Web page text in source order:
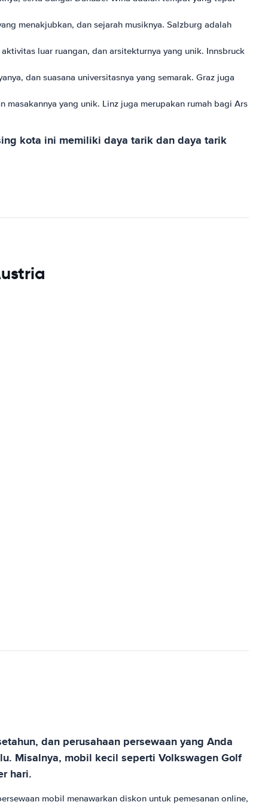
menakjubkan, dan sejarah musiknya. Salzburg adalah
luar ruangan, dan arsitekturnya yang unik. Innsbruck
dan suasana universitasnya yang semarak. Graz juga
yang unik. Linz juga merupakan rumah bagi Ars
kota ini memiliki daya tarik dan daya tarik
dan perusahaan persewaan yang Anda
Misalnya, mobil kecil seperti Volkswagen Golf
hari.
mobil menawarkan diskon untuk pemesanan online,